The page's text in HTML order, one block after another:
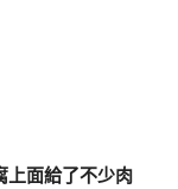
上面給了不少肉